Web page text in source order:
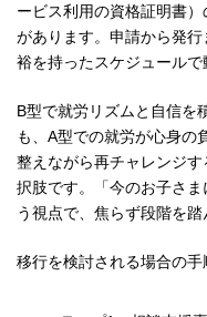
ービス利用の資格証明書
があります。申請から発
裕を持ったスケジュールで
B型で就労リズムと自信を
も、A型での就労が心身の
整えながら再チャレンジ
択肢です。「今のお子さ
う視点で、焦らず段階を踏
移行を検討される場合の手